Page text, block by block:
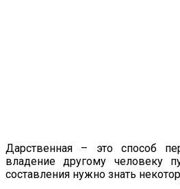
Дарственная – это способ
владение другому человеку
составления нужно знать